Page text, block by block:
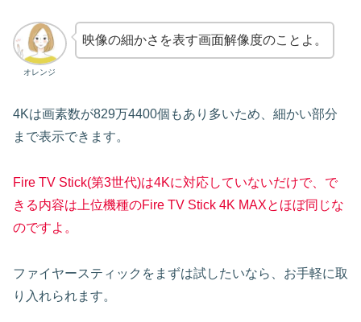
オレンジ
映像の細かさを表す画面解像度のことよ。
4Kは画素数が829万4400個もあり多いため、細かい部分
まで表示できます。
Fire TV Stick(第3世代)は4Kに対応していないだけで、で
きる内容は上位機種のFire TV Stick 4K MAXとほぼ同じな
のですよ。
ファイヤースティックをまずは試したいなら、お手軽に取
り入れられます。